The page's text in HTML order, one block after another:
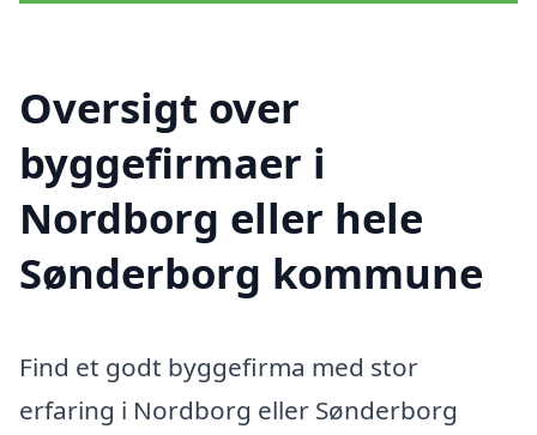
Oversigt over
byggefirmaer i
Nordborg eller hele
Sønderborg kommune
Find et godt byggefirma med stor
erfaring i Nordborg eller Sønderborg